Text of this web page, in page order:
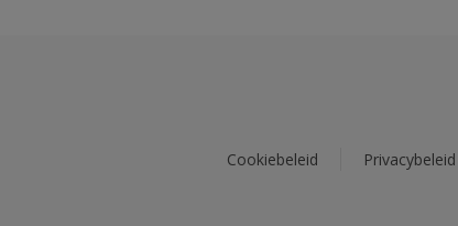
Cookiebeleid Privacybeleid